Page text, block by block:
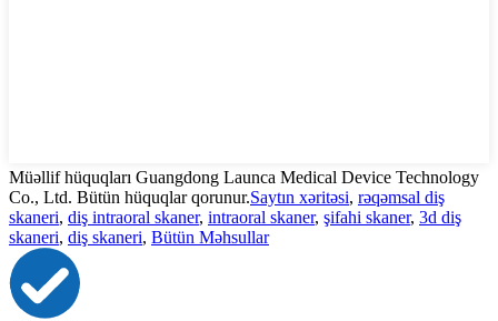
Müəllif hüquqları Guangdong Launca Medical Device Technology
Co., Ltd. Bütün hüquqlar qorunur.Saytın xəritəsi, rəqəmsal diş
skaneri, diş intraoral skaner, intraoral skaner, şifahi skaner, 3d diş
skaneri, diş skaneri, Bütün Məhsullar